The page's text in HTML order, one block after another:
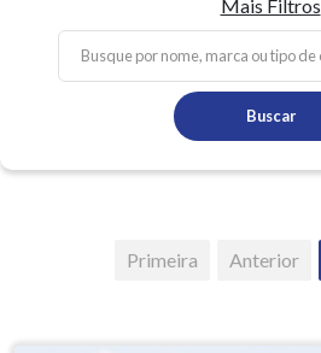
Mais Filtros
Buscar
Primeira Anterior